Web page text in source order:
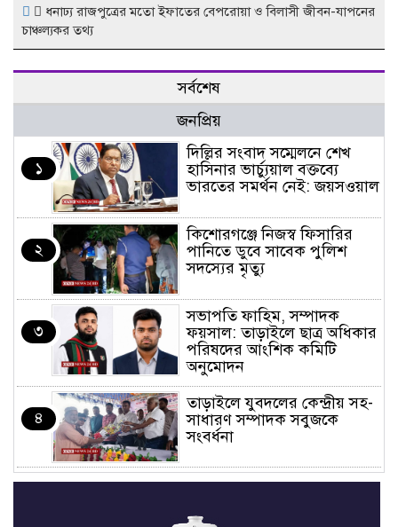
ধনাঢ্য রাজপুত্রের মতো ইফাতের বেপরোয়া ও বিলাসী জীবন-যাপনের
চাঞ্চল্যকর তথ্য
সর্বশেষ
জনপ্রিয়
১
দিল্লির সংবাদ সম্মেলনে শেখ
হাসিনার ভার্চ্যুয়াল বক্তব্যে
ভারতের সমর্থন নেই: জয়সওয়াল
২
কিশোরগঞ্জে নিজস্ব ফিসারির
পানিতে ডুবে সাবেক পুলিশ
সদস্যের মৃত্যু
৩
সভাপতি ফাহিম, সম্পাদক
ফয়সাল: তাড়াইলে ছাত্র অধিকার
পরিষদের আংশিক কমিটি
অনুমোদন
৪
তাড়াইলে যুবদলের কেন্দ্রীয় সহ-
সাধারণ সম্পাদক সবুজকে
সংবর্ধনা
৪ মন্ত্রণালয়ে নতুন সচিব নিয়োগ,